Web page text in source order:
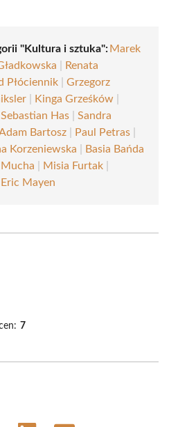
"Kultura i sztuka": Marek
Renata
Płóciennik
Grzegorz
Kinga Grześków
Sebastian Has
Sandra
Bartosz Paul Petras
Korzeniewska
Basia Bańda
Misia Furtak
Eric Mayen
7